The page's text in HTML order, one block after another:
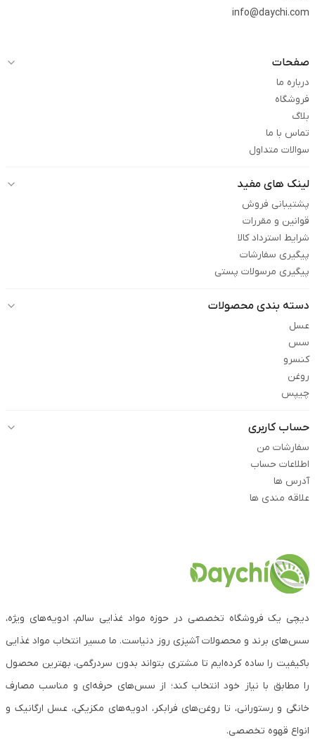
info@daychi.com
صفحات
درباره ما
فروشگاه
بلاگ
تماس با ما
سوالات متداول
لینک های مفید
پشتیبانی فروش
قوانین و مقررات
شرایط استرداد کالا
پیگیری سفارشات
پیگیری مرسولات پستی
دسته بندی محصولات
عسل
سس
کنسرو
روغن
چیپس
حساب کاربری
سفارشات من
اطلاعات حساب
آدرس ها
علاقه مندی ها
دیچی یک فروشگاه تخصصی در حوزه مواد غذایی سالم، ادویه‌های ویژه،
سس‌های برند و محصولات آشپزی روز دنیاست. ما مسیر انتخاب مواد غذایی
باکیفیت را ساده کرده‌ایم تا مشتری بتواند بدون سردرگمی، بهترین محصول
را مطابق با نیاز خود انتخاب کند؛ از سس‌های حرفه‌ای و مناسب مصارف
خانگی و رستورانی، تا روغن‌های فرابکر، ادویه‌های مکزیکی، عسل ارگانیک و
انواع قهوه تخصصی.